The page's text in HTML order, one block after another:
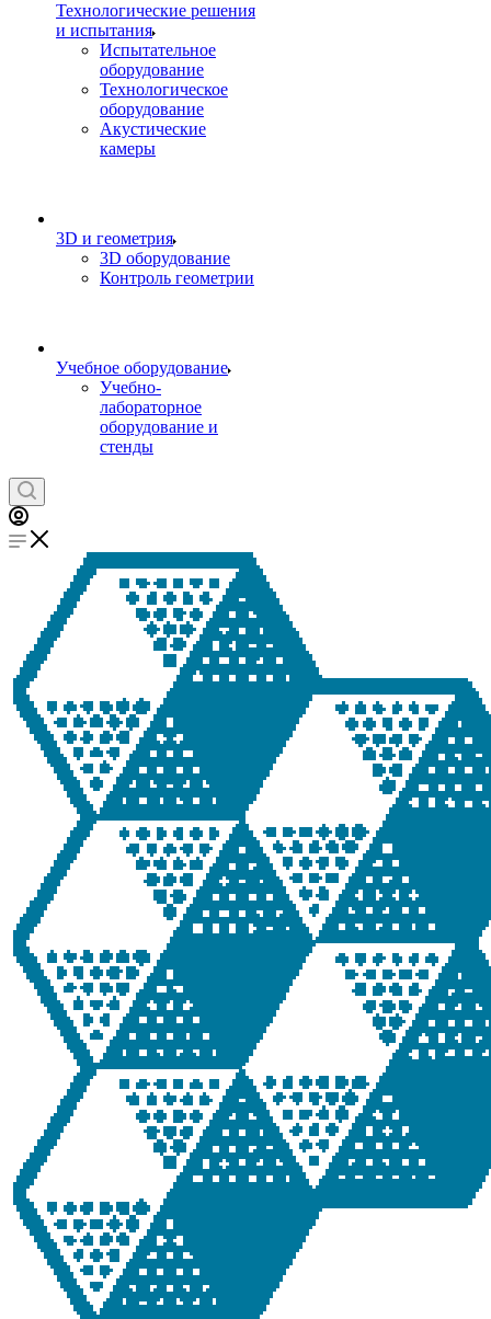
Технологические решения
и испытания
Испытательное
оборудование
Технологическое
оборудование
Акустические
камеры
3D и геометрия
3D оборудование
Контроль геометрии
Учебное оборудование
Учебно-
лабораторное
оборудование и
стенды